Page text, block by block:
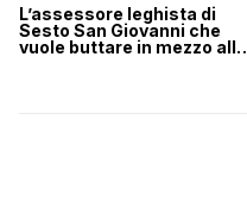
L’assessore leghista di
Sesto San Giovanni che
vuole buttare in mezzo alla